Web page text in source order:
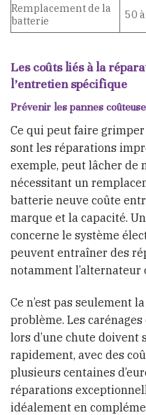
Remplacement de la
batterie
50
Les coûts liés à la
l’entretien spécifique
Prévenir les pannes
Ce qui peut faire
sont les réparations
exemple, peut lâcher de
nécessitant un
batterie neuve coûte
marque et la capacité.
concerne le système
peuvent entraîner des
notamment l’alternateur
Ce n’est pas seulement
problème. Les
lors d’une chute doivent
rapidement, avec des
plusieurs centaines
réparations
idéalement en